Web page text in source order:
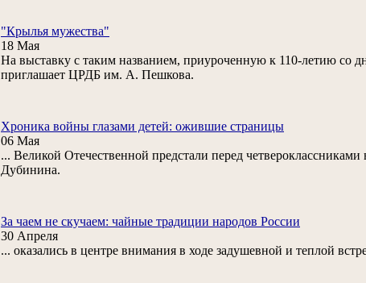
"Крылья мужества"
18 Мая
На выставку с таким названием, приуроченную к 110-летию со
приглашает ЦРДБ им. А. Пешкова.
Хроника войны глазами детей: ожившие страницы
06 Мая
... Великой Отечественной предстали перед
Дубинина.
За чаем не скучаем: чайные традиции народов России
30 Апреля
... оказались в центре внимания в ходе задушевной и теплой